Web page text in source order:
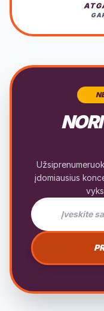
įdomiausius
El. pašto